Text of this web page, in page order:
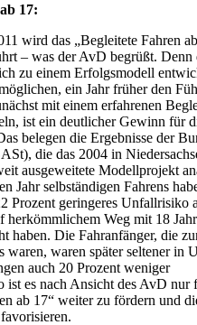
17:
wird das „Begleitete Fahren
– was der AvD begrüßt. Denn
zu einem Erfolgsmodell
ein Jahr früher den
mit einem erfahrenen
ist ein deutlicher Gewinn für
belegen die Ergebnisse der
die das 2004 in
ausgeweitete Modellprojekt
Jahr selbständigen Fahrens
Prozent geringeres Unfallrisiko
herkömmlichem Weg mit 18
haben. Die Fahranfänger, die
waren, waren später seltener in
auch 20 Prozent weniger
ist es nach Ansicht des AvD nur
ab 17“ weiter zu fördern und